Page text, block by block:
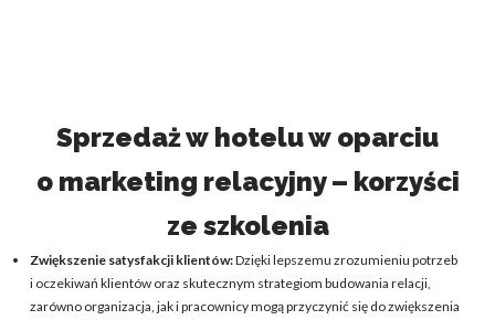
Sprzedaż w hotelu w oparciu
o marketing relacyjny – korzyści
ze szkolenia
Zwiększenie satysfakcji klientów:Dzięki lepszemu zrozumieniu potrzeb
i oczekiwań klientów oraz skutecznym strategiom budowania relacji,
zarówno organizacja, jak i pracownicy mogą przyczynić się do zwiększenia